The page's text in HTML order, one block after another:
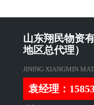
山东翔民物资
地区总代理）
JINING XIANGMIN
袁经理：